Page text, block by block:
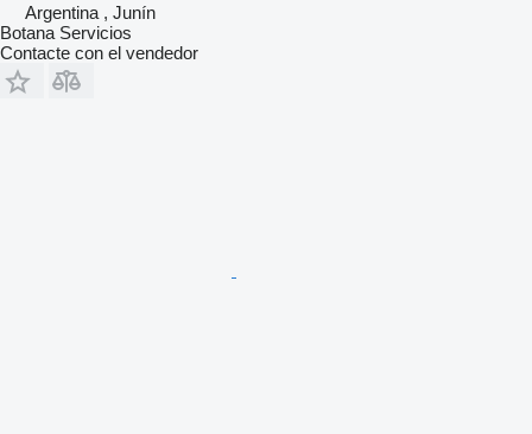
Argentina , Junín
Botana Servicios
Contacte con el vendedor